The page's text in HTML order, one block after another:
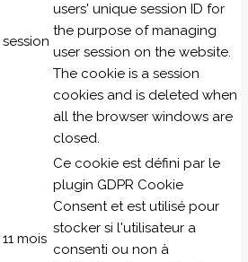
session
users' unique session ID for
the purpose of managing
user session on the website.
The cookie is a session
cookies and is deleted when
all the browser windows are
closed.
11 mois
Ce cookie est défini par le
plugin GDPR Cookie
Consent et est utilisé pour
stocker si l'utilisateur a
consenti ou non à